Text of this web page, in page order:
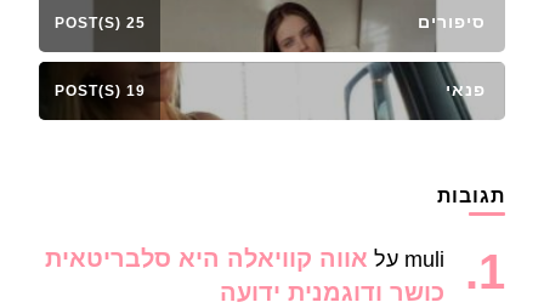
סיפורים 25 POST(S)
פנאי 19 POST(S)
תגובות
muli על אווה קוויאלה היא סלבריטאית
כושר ודוגמנית ידועה